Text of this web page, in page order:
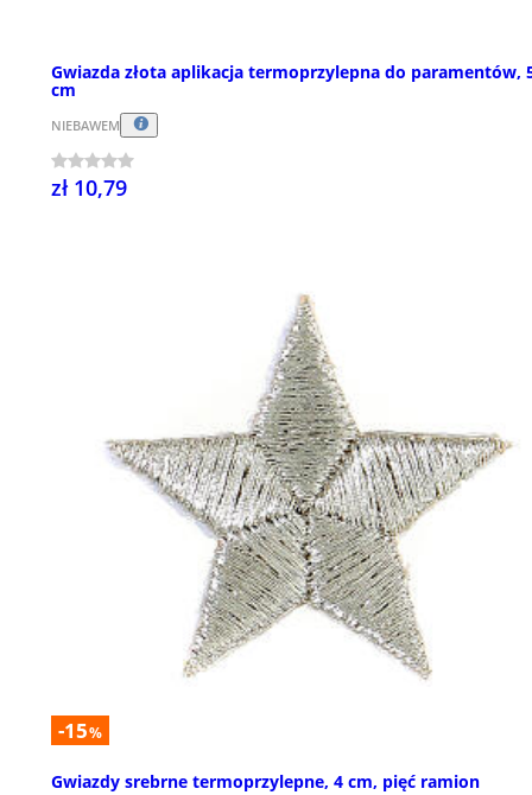
Gwiazda złota aplikacja termoprzylepna do paramentów,
cm
NIEBAWEM
zł 10,79
-15%
Gwiazdy srebrne termoprzylepne, 4 cm, pięć ramion